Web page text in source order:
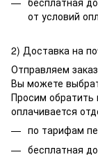
от условий
2) Доставка на
Отправляем
Вы можете
Просим обратить
оплачивается
по тарифам
бесплатная